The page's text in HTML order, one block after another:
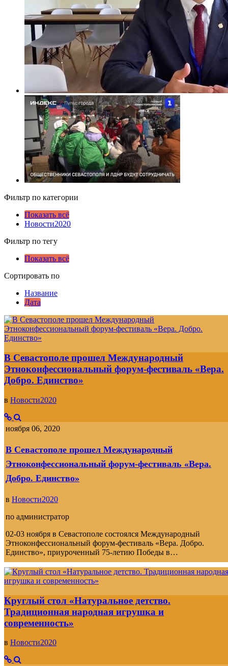
Фильтр по категории
Показать всё
Новости2020
Фильтр по тегу
Показать всё
Сортировать по
Название
Дата
В Севастополе прошел Международный
Этноконфессиональный форум-фестиваль «Вера.
Добро. Единство»
в Новости2020
ноября 06, 2020
В Севастополе прошел Международный
Этноконфессиональный форум-фестиваль «Вера.
Добро. Единство»
в Новости2020
по администратор
02-03 ноября в Севастополе состоялся Международный
Этноконфессиональный форум-фестиваль «Вера. Добро.
Единство», приуроченный 75-летию Победы в…
Круглый стол «Натуральное детство.
Традиционная народная игрушка и
современность»
в Новости2020